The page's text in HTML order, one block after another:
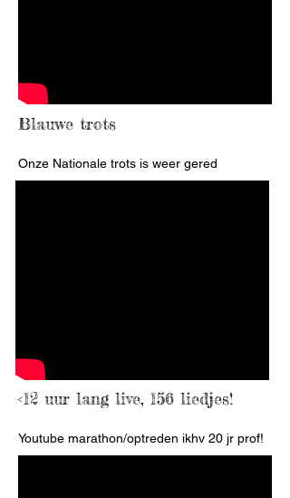
Blauwe trots
Onze Nationale trots is weer gered
<12 uur lang live, 156 liedjes!
Youtube marathon/optreden ikhv 20 jr prof!